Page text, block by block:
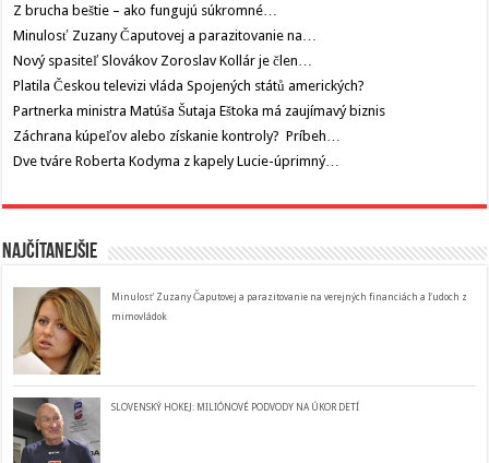
Z brucha beštie – ako fungujú súkromné…
Minulosť Zuzany Čaputovej a parazitovanie na…
Nový spasiteľ Slovákov Zoroslav Kollár je člen…
Platila Českou televizi vláda Spojených států amerických?
Partnerka ministra Matúša Šutaja Eštoka má zaujímavý biznis
Záchrana kúpeľov alebo získanie kontroly? Príbeh…
Dve tváre Roberta Kodyma z kapely Lucie-úprimný…
Najčítanejšie
Minulosť Zuzany Čaputovej a parazitovanie na verejných financiách a ľudoch z
mimovládok
SLOVENSKÝ HOKEJ: MILIÓNOVÉ PODVODY NA ÚKOR DETÍ